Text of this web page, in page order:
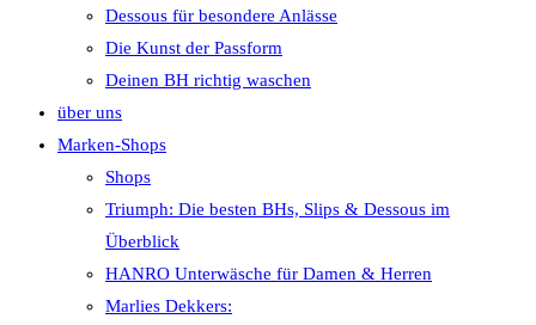
Dessous für besondere Anlässe
Die Kunst der Passform
Deinen BH richtig waschen
über uns
Marken-Shops
Shops
Triumph: Die besten BHs, Slips & Dessous im
Überblick
HANRO Unterwäsche für Damen & Herren
Marlies Dekkers: